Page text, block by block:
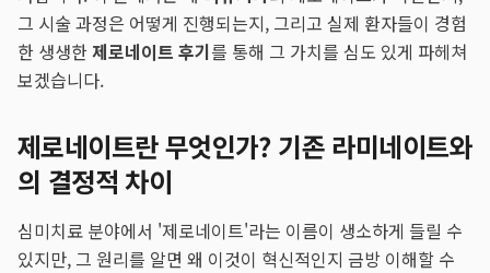
그 시술 과정은 어떻게 진행되는지, 그리고 실제 환자들이 경험
한 생생한제로네이트 후기를 통해 그 가치를 심도 있게 파헤쳐
보겠습니다.
제로네이트란 무엇인가? 기존 라미네이트와
의 결정적 차이
심미치료 분야에서 '제로네이트'라는 이름이 생소하게 들릴 수
있지만, 그 원리를 알면 왜 이것이 혁신적인지 금방 이해할 수